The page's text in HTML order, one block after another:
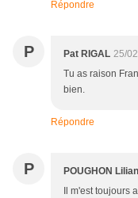
Répondre
P Pat RIGAL 25/
Tu as raison
bien.
Répondre
P POUGHON
Il m'est toujours